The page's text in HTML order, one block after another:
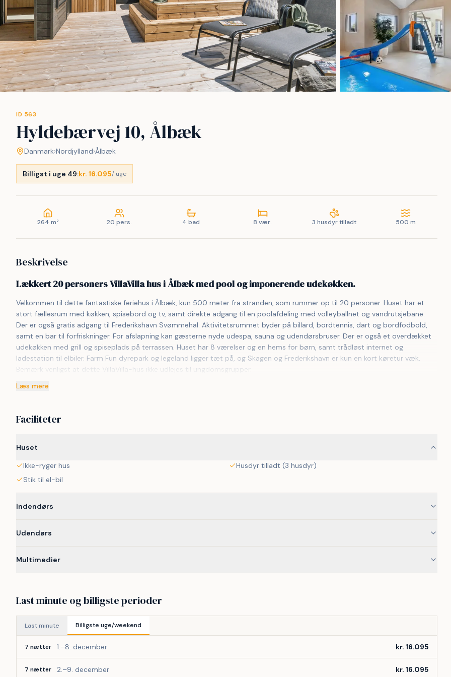
ID 563
Hyldebærvej 10, Ålbæk
Danmark›Nordjylland›Ålbæk
Billigst i uge 49:kr. 16.095/ uge
264 m² 20 pers. 4 bad 8 vær. 3 husdyr tilladt 500 m
Beskrivelse
Lækkert 20 personers VillaVilla hus i Ålbæk med pool og imponerende udekøkken.
Velkommen til dette fantastiske feriehus i Ålbæk, kun 500 meter fra stranden, som rummer op til 20 personer. Huset har et
stort fællesrum med køkken, spisebord og tv, samt direkte adgang til en poolafdeling med volleyballnet og vandrutsjebane.
Der er også gratis adgang til Frederikshavn Svømmehal. Aktivitetsrummet byder på billard, bordtennis, dart og bordfodbold,
samt en bar til forfriskninger. For afslapning kan gæsterne nyde udespa, sauna og udendørsbruser. Der er også et overdækket
udekøkken med grill og spiseplads på terrassen. Huset har 8 værelser og en hems for børn, samt trådløst internet og
ladestation til elbiler. Farm Fun dyrepark og legeland ligger tæt på, og Skagen og Frederikshavn er kun en kort køretur væk.
Bemærk venligst at dette VillaVilla-hus ikke udlejes til ungdomsgrupper.
Læs mere
Faciliteter
Huset
Ikke-ryger hus
Husdyr tilladt (3 husdyr)
Stik til el-bil
Indendørs
Udendørs
Multimedier
Last minute og billigste perioder
Last minute Billigste uge/weekend
7 nætter 1.–8. december kr. 16.095
7 nætter 2.–9. december kr. 16.095